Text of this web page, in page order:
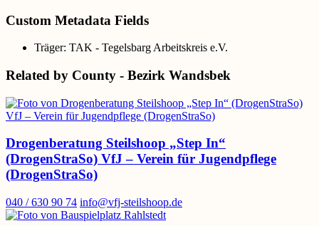
Custom Metadata Fields
Träger: TAK - Tegelsbarg Arbeitskreis e.V.
Related by County - Bezirk Wandsbek
Drogenberatung Steilshoop „Step In“
(DrogenStraSo) VfJ – Verein für Jugendpflege
(DrogenStraSo)
040 / 630 90 74 info@vfj-steilshoop.de